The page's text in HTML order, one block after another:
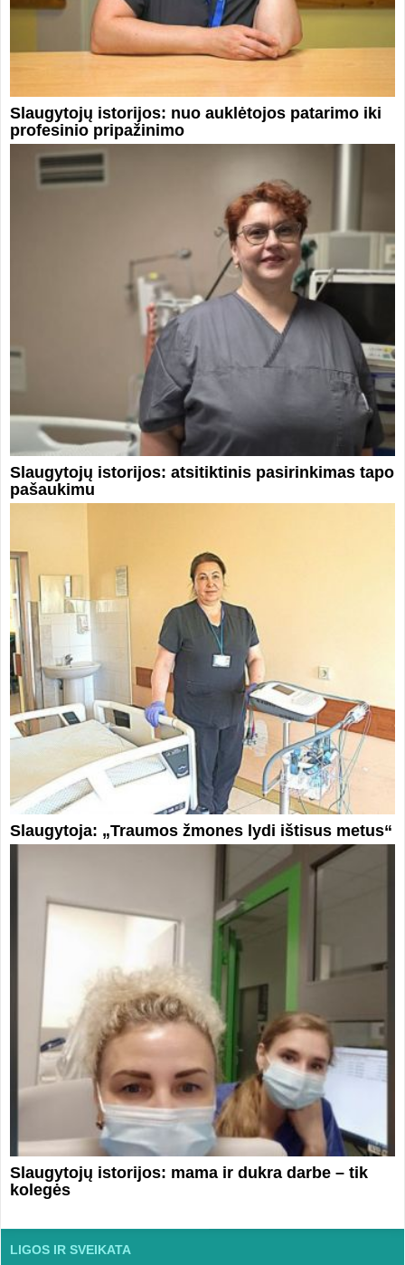
Slaugytojų istorijos: nuo auklėtojos patarimo iki
profesinio pripažinimo
Slaugytojų istorijos: atsitiktinis pasirinkimas tapo
pašaukimu
Slaugytoja: „Traumos žmones lydi ištisus metus“
Slaugytojų istorijos: mama ir dukra darbe – tik
kolegės
LIGOS IR SVEIKATA